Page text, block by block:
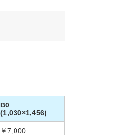
B0
(1,030×1,456)
￥7,000